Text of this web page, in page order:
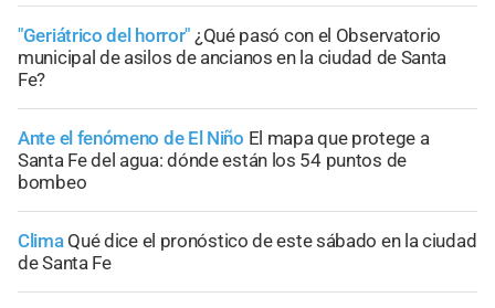
"Geriátrico del horror" ¿Qué pasó con el Observatorio
municipal de asilos de ancianos en la ciudad de Santa
Fe?
Ante el fenómeno de El Niño El mapa que protege a
Santa Fe del agua: dónde están los 54 puntos de
bombeo
Clima Qué dice el pronóstico de este sábado en la ciudad
de Santa Fe